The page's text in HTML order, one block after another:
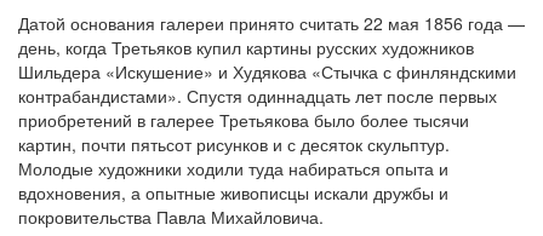
Датой основания галереи принято считать 22 мая 1856 года —
день, когда Третьяков купил картины русских художников
Шильдера «Искушение» и Худякова «Стычка с финляндскими
контрабандистами». Спустя одиннадцать лет после первых
приобретений в галерее Третьякова было более тысячи
картин, почти пятьсот рисунков и с десяток скульптур.
Молодые художники ходили туда набираться опыта и
вдохновения, а опытные живописцы искали дружбы и
покровительства Павла Михайловича.